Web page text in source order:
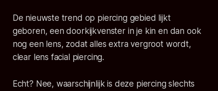
De nieuwste trend op piercing gebied lijkt
geboren, een doorkijkvenster in je kin en dan ook
nog een lens, zodat alles extra vergroot wordt,
clear lens facial piercing.
Echt? Nee, waarschijnlijk is deze piercing slechts